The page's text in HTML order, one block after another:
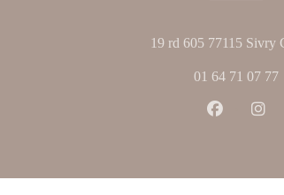
19 rd 605 77115 Sivry
01 64 71 07 77
Facebook